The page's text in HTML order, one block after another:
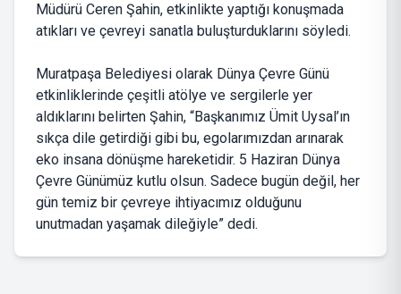
Müdürü Ceren Şahin, etkinlikte yaptığı konuşmada
atıkları ve çevreyi sanatla buluşturduklarını söyledi.
Muratpaşa Belediyesi olarak Dünya Çevre Günü
etkinliklerinde çeşitli atölye ve sergilerle yer
aldıklarını belirten Şahin, “Başkanımız Ümit Uysal’ın
sıkça dile getirdiği gibi bu, egolarımızdan arınarak
eko insana dönüşme hareketidir. 5 Haziran Dünya
Çevre Günümüz kutlu olsun. Sadece bugün değil, her
gün temiz bir çevreye ihtiyacımız olduğunu
unutmadan yaşamak dileğiyle” dedi.